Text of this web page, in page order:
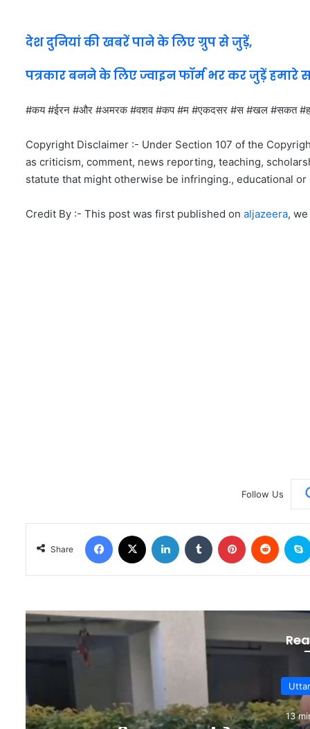
देश दुनियां की खबरें पाने के लिए ग्रुप से जुड़ें,
पत्रकार बनने के लिए ज्वाइन फॉर्म भर कर जुड़ें हमारे
#कय #ईरन #और #अमरक #वशव #कप #म #एकदसर #स #खल #सकत #ह
Copyright Disclaimer :- Under Section 107 of the
as criticism, comment, news reporting, teaching,
statute that might otherwise be infringing., educational
Credit By :- This post was first published on aljazeera,
Follow Us
Share
21